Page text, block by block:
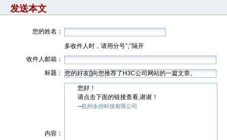
发送本文
您的姓名：
多收件人时，请用分号";"隔开
收件人邮箱：
标题：
内容：
您好！
请点击下面的链接查看,谢谢！
--杭州永控科技有限公司